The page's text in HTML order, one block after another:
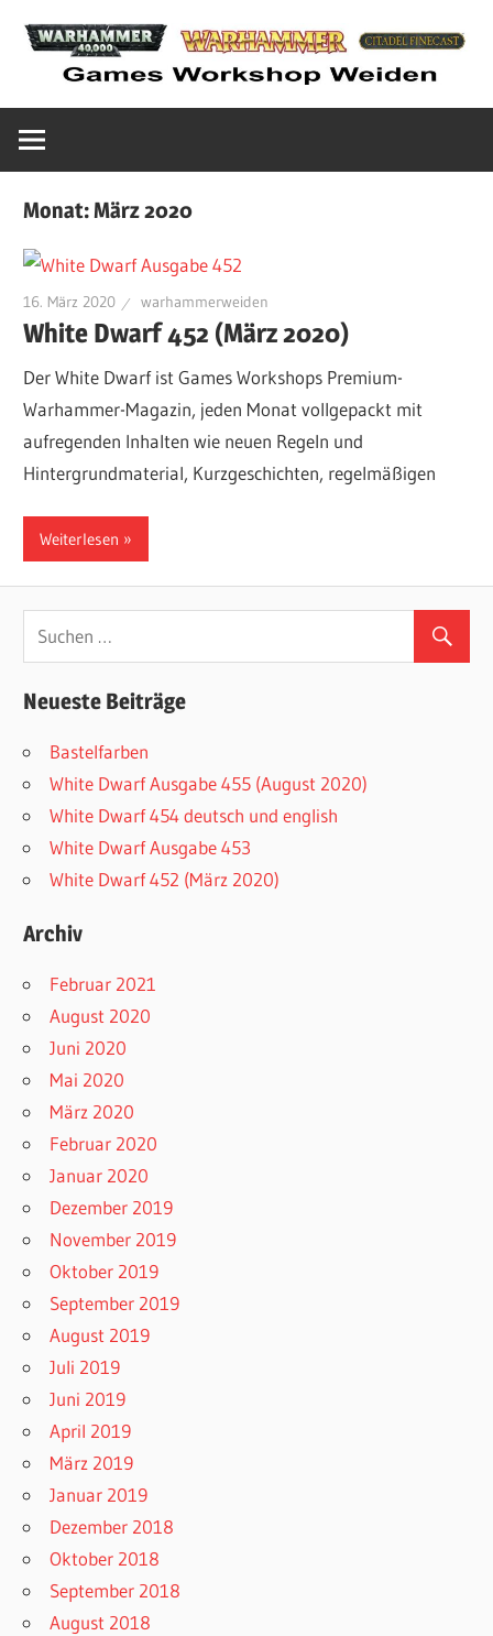
Inhalt
springen
Warhammer
Weiden
Spiele
Shop
Games
in
Weiden
Monat:März 2020
16. März 2020 warhammerweiden
White Dwarf 452 (März 2020)
Der White Dwarf ist Games Workshops Premium-
Warhammer-Magazin, jeden Monat vollgepackt mit
aufregenden Inhalten wie neuen Regeln und
Hintergrundmaterial, Kurzgeschichten, regelmäßigen
Weiterlesen
Neueste Beiträge
Bastelfarben
White Dwarf Ausgabe 455 (August 2020)
White Dwarf 454 deutsch und english
White Dwarf Ausgabe 453
White Dwarf 452 (März 2020)
Archiv
Februar 2021
August 2020
Juni 2020
Mai 2020
März 2020
Februar 2020
Januar 2020
Dezember 2019
November 2019
Oktober 2019
September 2019
August 2019
Juli 2019
Juni 2019
April 2019
März 2019
Januar 2019
Dezember 2018
Oktober 2018
September 2018
August 2018